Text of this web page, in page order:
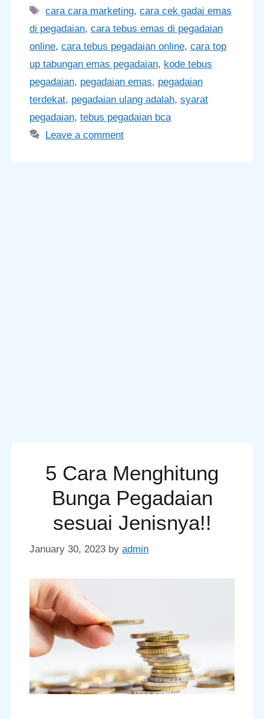
Tags
cara cara marketing,cara cek gadai emas
di pegadaian, cara tebus emas di pegadaian
online, cara tebus pegadaian online, cara top
up tabungan emas pegadaian, kode tebus
pegadaian, pegadaian emas, pegadaian
terdekat, pegadaian ulang adalah, syarat
pegadaian, tebus pegadaian bca
Leave a comment
5 Cara Menghitung
Bunga Pegadaian
sesuai Jenisnya!!
January 30, 2023 by admin